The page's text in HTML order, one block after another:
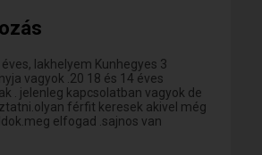
lakhelyem Kunhegyes 3
vagyok .20 18 és 14 éves
. jelenleg kapcsolatban vagyok de
férfit keresek akivel még
elfogad .sajnos van